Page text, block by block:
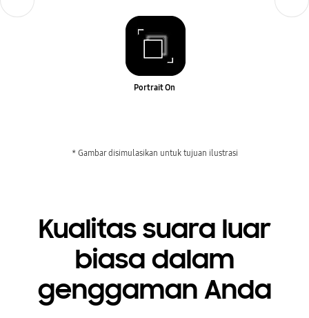
Portrait On
* Gambar disimulasikan untuk tujuan ilustrasi
Kualitas suara luar
biasa dalam
genggaman Anda